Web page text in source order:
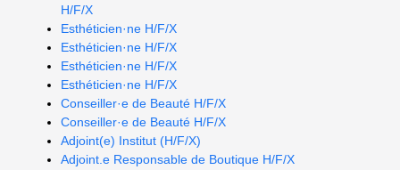
H/F/X
Esthéticien·ne H/F/X
Esthéticien·ne H/F/X
Esthéticien·ne H/F/X
Esthéticien·ne H/F/X
Conseiller·e de Beauté H/F/X
Conseiller·e de Beauté H/F/X
Adjoint(e) Institut (H/F/X)
Adjoint.e Responsable de Boutique H/F/X